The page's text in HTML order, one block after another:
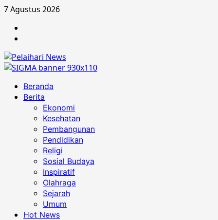
Skip
content
7 Agustus 2026
Primary
Menu
Beranda
Berita
Ekonomi
Kesehatan
Pembangunan
Pendidikan
Religi
Sosial Budaya
Inspiratif
Olahraga
Sejarah
Umum
Hot News